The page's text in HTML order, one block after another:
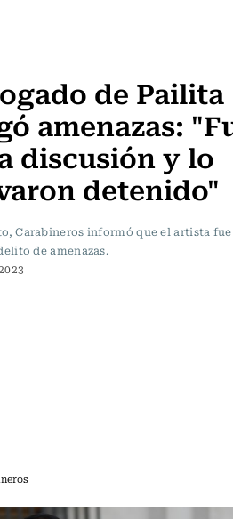
de Pailita
amenazas:
discusión y lo
detenido"
Carabineros informó que el artista
de amenazas.